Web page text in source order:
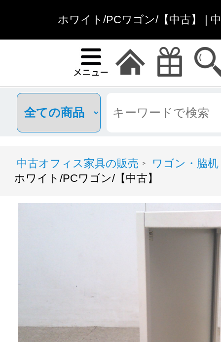
ホワイト/PCワゴン/【中古】 |
中古オフィス家具の販売 >
ワゴン・脇机
ホワイト/PCワゴン/【中古】